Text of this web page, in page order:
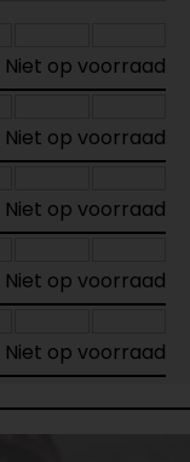
Niet op voorraad
Niet op voorraad
Niet op voorraad
Niet op voorraad
Niet op voorraad